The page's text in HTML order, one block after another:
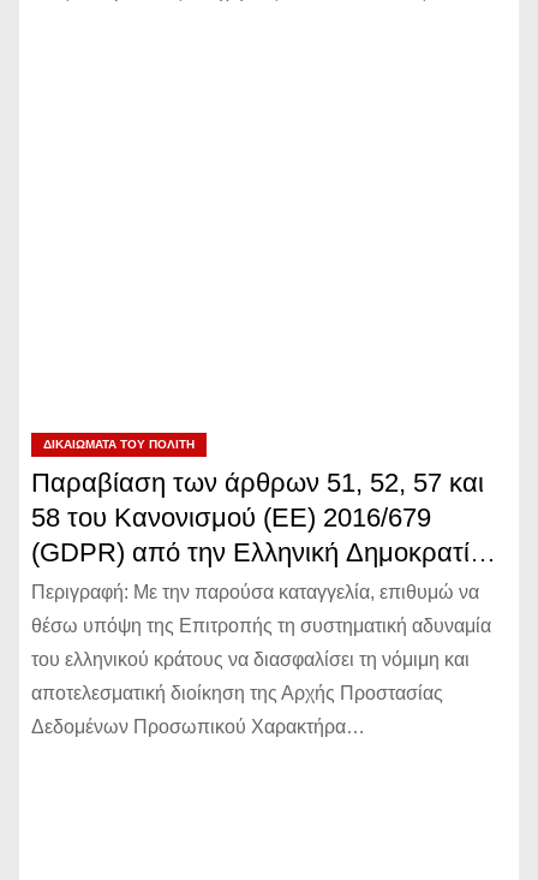
ΔΙΚΑΙΏΜΑΤΑ ΤΟΥ ΠΟΛΊΤΗ
Παραβίαση των άρθρων 51, 52, 57 και
58 του Κανονισμού (ΕΕ) 2016/679
(GDPR) από την Ελληνική Δημοκρατία
λόγω δομικής αδυναμίας διοίκησης και
λειτουργίας της Αρχής Προστασίας
Δεδομένων (ΑΠΔΠΧ)
Περιγραφή: Με την παρούσα καταγγελία, επιθυμώ να
θέσω υπόψη της Επιτροπής τη συστηματική αδυναμία
του ελληνικού κράτους να διασφαλίσει τη νόμιμη και
αποτελεσματική διοίκηση της Αρχής Προστασίας
Δεδομένων Προσωπικού Χαρακτήρα…